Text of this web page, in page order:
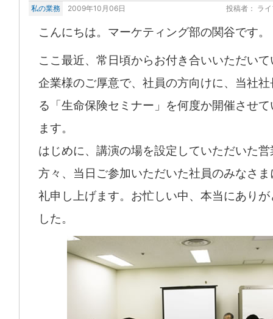
私の業務 2009年10月06日 投稿者： ラ
こんにちは。マーケティング部の関谷です。
ここ最近、常日頃からお付き合いいただい
企業様のご厚意で、社員の方向けに、当社
る「生命保険セミナー」を何度か開催させ
ます。
はじめに、講演の場を設定していただいた
方々、当日ご参加いただいた社員のみなさ
礼申し上げます。お忙しい中、本当にあり
した。